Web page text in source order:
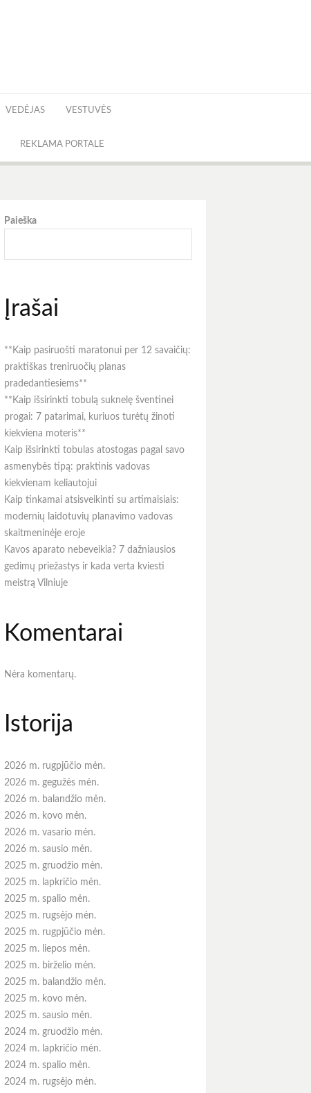
VEDĖJAS VESTUVĖS
REKLAMA PORTALE
Paieška
Įrašai
**Kaip pasiruošti maratonui per 12 savaičių:
praktiškas treniruočių planas
pradedantiesiems**
**Kaip išsirinkti tobulą suknelę šventinei
progai: 7 patarimai, kuriuos turėtų žinoti
kiekviena moteris**
Kaip išsirinkti tobulas atostogas pagal savo
asmenybės tipą: praktinis vadovas
kiekvienam keliautojui
Kaip tinkamai atsisveikinti su artimaisiais:
modernių laidotuvių planavimo vadovas
skaitmeninėje eroje
Kavos aparato nebeveikia? 7 dažniausios
gedimų priežastys ir kada verta kviesti
meistrą Vilniuje
Komentarai
Nėra komentarų.
Istorija
2026 m. rugpjūčio mėn.
2026 m. gegužės mėn.
2026 m. balandžio mėn.
2026 m. kovo mėn.
2026 m. vasario mėn.
2026 m. sausio mėn.
2025 m. gruodžio mėn.
2025 m. lapkričio mėn.
2025 m. spalio mėn.
2025 m. rugsėjo mėn.
2025 m. rugpjūčio mėn.
2025 m. liepos mėn.
2025 m. birželio mėn.
2025 m. balandžio mėn.
2025 m. kovo mėn.
2025 m. sausio mėn.
2024 m. gruodžio mėn.
2024 m. lapkričio mėn.
2024 m. spalio mėn.
2024 m. rugsėjo mėn.